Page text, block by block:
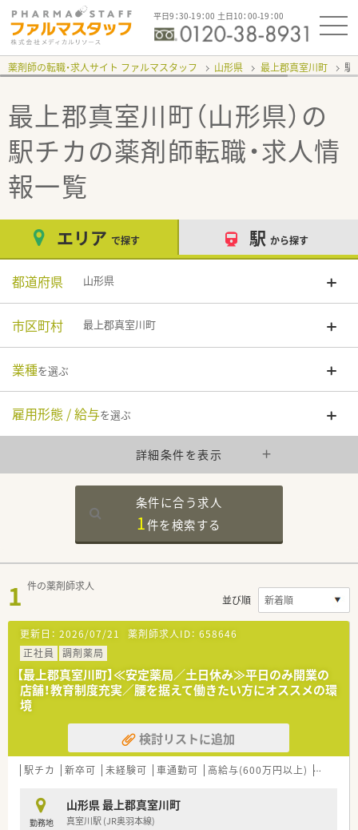
平日9：30-19：00 土日10：00-19：00
薬剤師の転職・求人サイト ファルマスタッフ 山形県 最上郡真室川町 駅
最上郡真室川町（山形県）の
駅チカの薬剤師転職・求人情
報一覧
エリア で探す 駅 から探す
都道府県 山形県
市区町村 最上郡真室川町
業種を選ぶ
雇用形態 / 給与を選ぶ
詳細条件を表示
条件に合う求人
1件を検索する
1 件の薬剤師求人
並び順
更新日： 2026/07/21 薬剤師求人ID： 658646
正社員
調剤薬局
【最上郡真室川町】≪安定薬局／土日休み≫平日のみ開業の
店舗！教育制度充実／腰を据えて働きたい方にオススメの環
境
検討リストに追加
駅チカ 新卒可 未経験可 車通勤可 高給与(600万円以上) 寮・借
勤務地
山形県 最上郡真室川町
真室川駅 (JR奥羽本線)